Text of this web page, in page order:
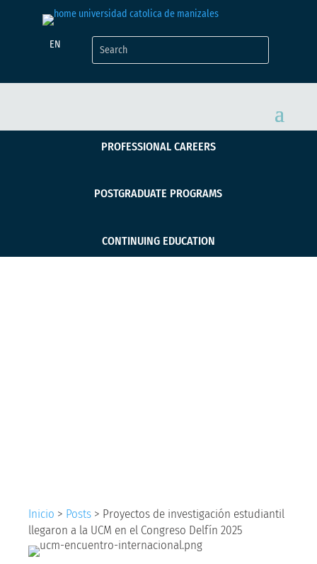
EN
PROFESSIONAL CAREERS
POSTGRADUATE PROGRAMS
CONTINUING EDUCATION
Inicio > Posts > Proyectos de investigación estudiantil
llegaron a la UCM en el Congreso Delfín 2025